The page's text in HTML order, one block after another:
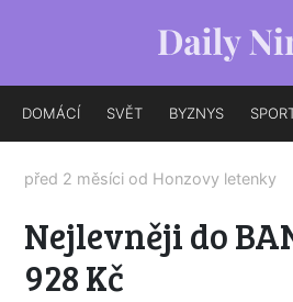
DOMÁCÍ SVĚT BYZNYS
před 2 měsíci od Honzovy letenky
Nejlevněji do
928 Kč